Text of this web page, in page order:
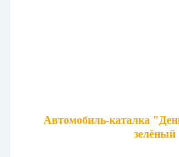
Автомобиль-каталка
зелёный